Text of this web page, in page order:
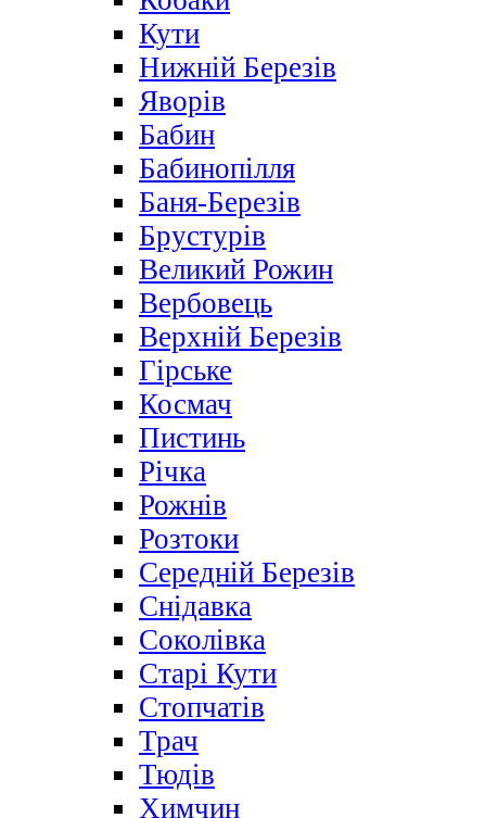
Кути
Нижній Березів
Яворів
Бабин
Бабинопілля
Баня-Березів
Брустурів
Великий Рожин
Вербовець
Верхній Березів
Гірське
Космач
Пистинь
Річка
Рожнів
Розтоки
Середній Березів
Снідавка
Соколівка
Старі Кути
Стопчатів
Трач
Тюдів
Химчин